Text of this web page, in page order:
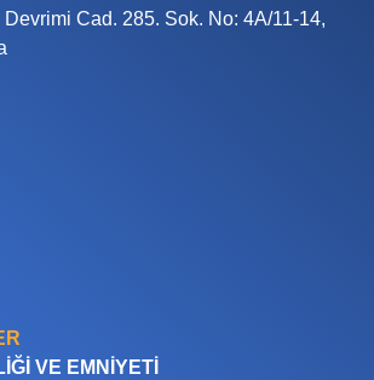
Cad. 285. Sok. No: 4A/11-14,
VE EMNIYETI